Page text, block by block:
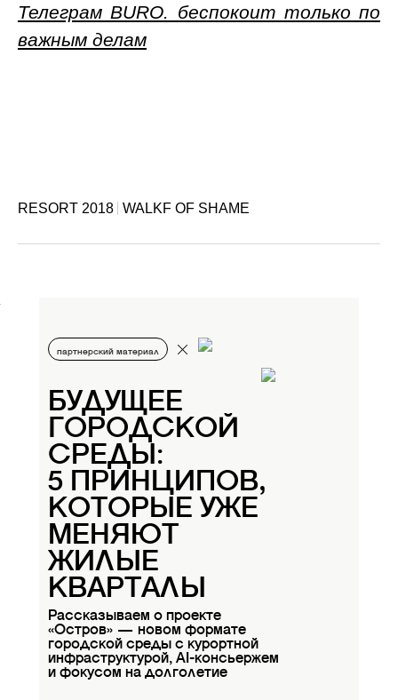
Телеграм BURO. беспокоит только по
важным делам
RESORT 2018 WALKF OF SHAME
партнерский материал
БУДУЩЕЕ
ГОРОДСКОЙ
СРЕДЫ:
5 ПРИНЦИПОВ,
КОТОРЫЕ УЖЕ
МЕНЯЮТ
ЖИЛЫЕ
КВАРТАЛЫ
Рассказываем о проекте
«Остров» — новом формате
городской среды с курортной
инфраструктурой, AI-консьержем
и фокусом на долголетие